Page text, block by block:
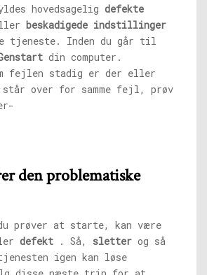
hovedsagelig defekte
beskadigede indstillinger
tjeneste. Inden du går til
din computer.
fejlen stadig er der eller
over for samme fejl, prøv
den problematiske
prøver at starte, kan være
defekt . Så, sletter og så
igen kan løse